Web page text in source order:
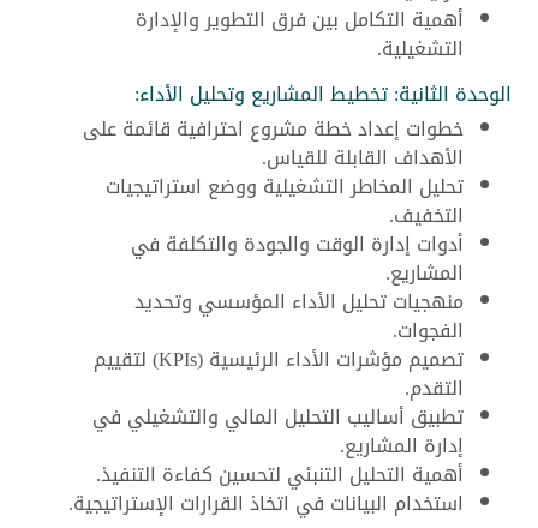
أهمية التكامل بين فرق التطوير والإدارة
التشغيلية.
الوحدة الثانية: تخطيط المشاريع وتحليل الأداء:
خطوات إعداد خطة مشروع احترافية قائمة على
الأهداف القابلة للقياس.
تحليل المخاطر التشغيلية ووضع استراتيجيات
التخفيف.
أدوات إدارة الوقت والجودة والتكلفة في
المشاريع.
منهجيات تحليل الأداء المؤسسي وتحديد
الفجوات.
تصميم مؤشرات الأداء الرئيسية (KPIs) لتقييم
التقدم.
تطبيق أساليب التحليل المالي والتشغيلي في
إدارة المشاريع.
أهمية التحليل التنبئي لتحسين كفاءة التنفيذ.
استخدام البيانات في اتخاذ القرارات الإستراتيجية.